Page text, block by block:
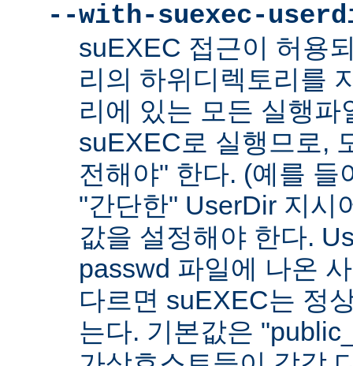
--with-suexec-
suEXEC 접근이 허용
리의 하위디렉토리를
리에 있는 모든 실행파
suEXEC로 실행므로,
전해야" 한다. (예를 들
"간단한" UserDir 지시
값을 설정해야 한다.
passwd 파일에 나온
다르면 suEXEC는 정
는다. 기본값은